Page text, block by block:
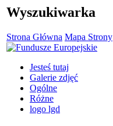
Wyszukiwarka
Strona Główna Mapa Strony
Jesteś tutaj
Galerie zdjęć
Ogólne
Różne
logo lgd